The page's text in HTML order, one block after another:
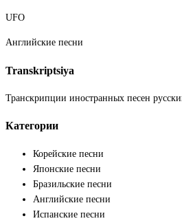
UFO
Английские песни
Transkriptsiya
Транскрипции иностранных песен
Категории
Корейские песни
Японские песни
Бразильские песни
Английские песни
Испанские песни